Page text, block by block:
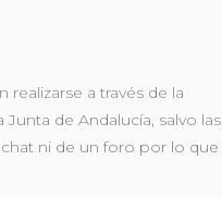
a través de la
de Andalucía, salvo las
ni de un foro por lo que